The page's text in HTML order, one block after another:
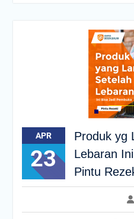
APR
23
Produk yg
Lebaran
Pintu